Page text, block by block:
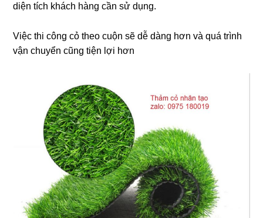
diện tích khách hàng cần sử dụng.
Việc thi công cỏ theo cuộn sẽ dễ dàng hơn và quá trình
vận chuyển cũng tiện lợi hơn